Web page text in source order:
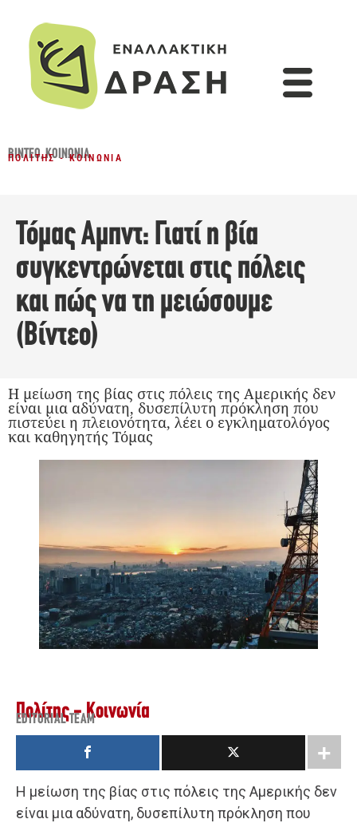
ΒΊΝΤΕΟ,ΚΟΙΝΩΝΊΑ
ΠΟΛΊΤΗΣ - ΚΟΙΝΩΝΊΑ
Τόμας Αμπντ: Γιατί η βία
συγκεντρώνεται στις πόλεις
και πώς να τη μειώσουμε
(Βίντεο)
Η μείωση της βίας στις πόλεις της Αμερικής δεν
είναι μια αδύνατη, δυσεπίλυτη πρόκληση που
πιστεύει η πλειονότητα, λέει ο εγκληματολόγος
και καθηγητής Τόμας
Πολίτης - Κοινωνία
EDITORIAL TEAM
Η μείωση της βίας στις πόλεις της Αμερικής δεν
είναι μια αδύνατη, δυσεπίλυτη πρόκληση που